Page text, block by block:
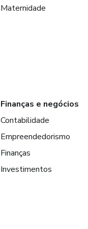
Maternidade
Finanças e negócios
Contabilidade
Empreendedorismo
Finanças
Investimentos